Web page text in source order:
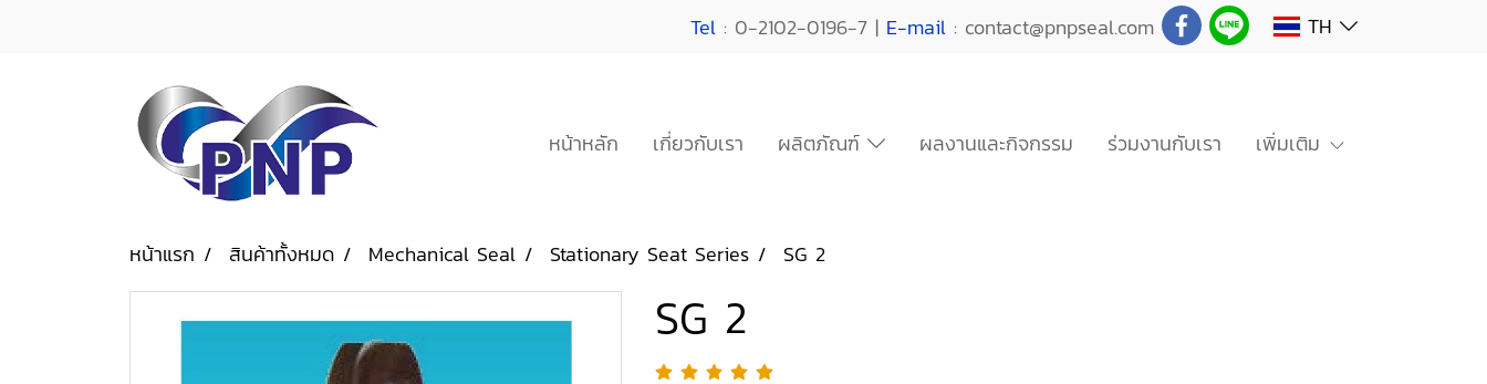
Tel : 0-2102-0196-7 | E-mail : contact@pnpseal.com TH
หน้าหลัก เกี่ยวกับเรา ผลิตภัณฑ์ ผลงานและกิจกรรม ร่วมงานกับเรา เพิ่มเติม
หน้าแรก สินค้าทั้งหมด Mechanical Seal Stationary Seat Series SG 2
SG 2